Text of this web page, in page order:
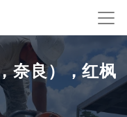
奈良），红枫